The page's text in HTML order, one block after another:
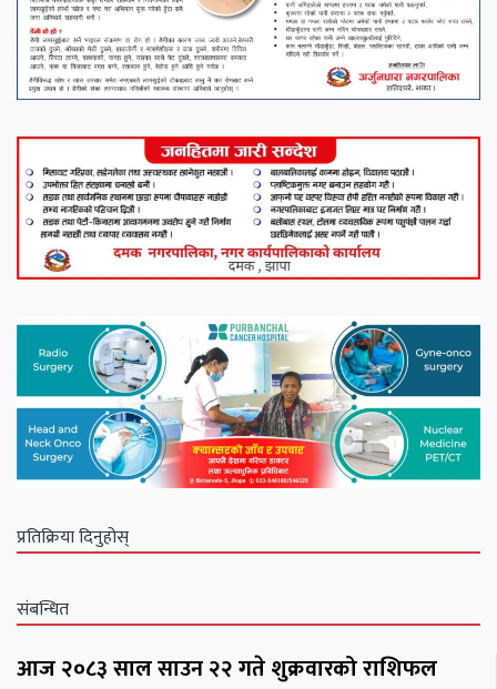
प्रतिक्रिया दिनुहोस्
संबन्धित
आज २०८३ साल साउन २२ गते शुक्रवारको राशिफल